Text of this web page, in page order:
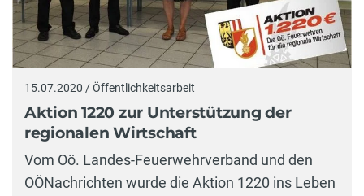
15.07.2020 / Öffentlichkeitsarbeit
Aktion 1220 zur Unterstützung der
regionalen Wirtschaft
Vom Oö. Landes-Feuerwehrverband und den
OÖNachrichten wurde die Aktion 1220 ins Leben